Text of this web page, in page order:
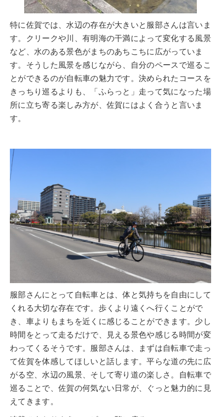
特に佐賀では、水辺の存在が大きいと服部さんは言いま
す。クリークや川、有明海の干満によって変化する風景
など、水のある景色がまちのあちこちに広がっていま
す。そうした風景を感じながら、自分のペースで巡るこ
とができるのが自転車の魅力です。決められたコースを
きっちり巡るよりも、「ふらっと」走って気になった場
所に立ち寄る楽しみ方が、佐賀にはよく合うと言いま
す。
服部さんにとって自転車とは、体と気持ちを自由にして
くれる大切な存在です。歩くより遠くへ行くことがで
き、車よりもまちを近くに感じることができます。少し
時間をとって走るだけで、見える景色や感じる時間が変
わってくるそうです。服部さんは、まずは自転車で走っ
て佐賀を体感してほしいと話します。平らな道の先に広
がる空、水辺の風景、そして寄り道の楽しさ。自転車で
巡ることで、佐賀の何気ない日常が、ぐっと魅力的に見
えてきます。